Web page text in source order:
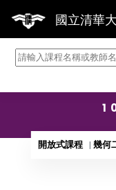
國立清華
開放式課程 幾何